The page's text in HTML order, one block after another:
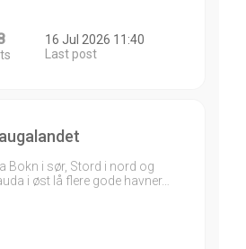
16 Jul 2026 11:40
Last post
Bokn i sør, Stord i nord og
i øst lå flere gode havner…